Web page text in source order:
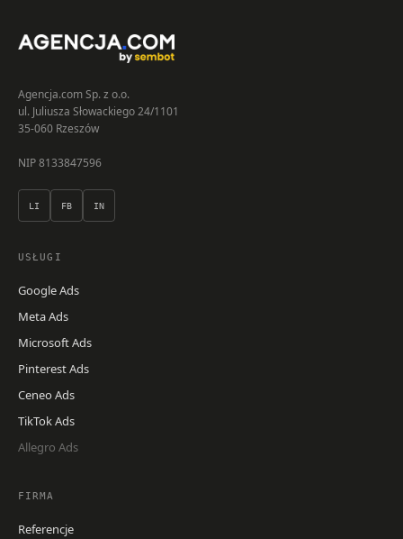
Agencja.com Sp. z o.o.
ul. Juliusza Słowackiego 24/1101
35-060 Rzeszów
NIP 8133847596
LI FB IN
USŁUGI
Google Ads
Meta Ads
Microsoft Ads
Pinterest Ads
Ceneo Ads
TikTok Ads
Allegro Ads
FIRMA
Referencje